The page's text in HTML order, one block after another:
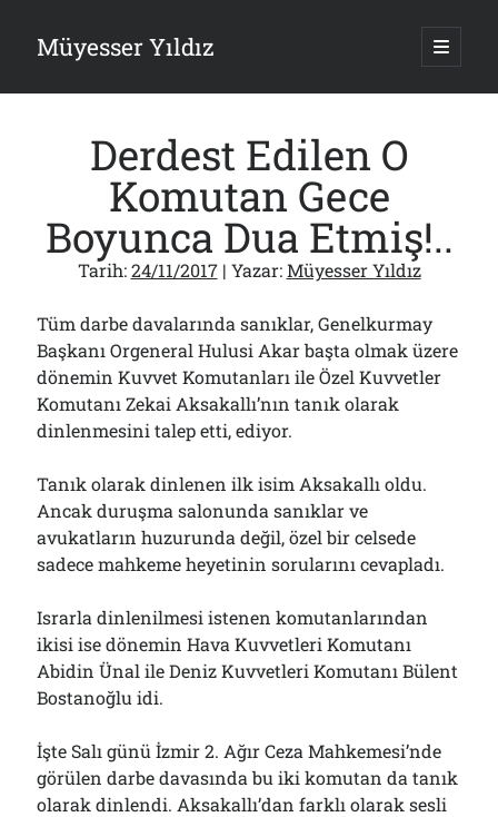
Müyesser Yıldız ana
Yan
Menü
Son Yazılar
15 Temmuz Soruları… Nasuh Mahruki’nin “Suçu”!..
03/08/2026
Er Gaziler 20 Gün Sonra Gelen MSB Heyetine Böyle İsyan Etti:“Bizi
Teröristlere G……yle Güldürdünüz”
01/08/2026
Papazın “Komutanı” Ayasofya ve Patrikhane İçin ABD’yi Göreve
31/07/2026
Bölmediğiniz Bir O Kalmıştı!..
29/07/2026
Arşivler
Arşivler
Derdest Edilen O
Komutan Gece
Boyunca Dua Etmiş!..
Tarih:24/11/2017| Yazar:Müyesser Yıldız
Tüm darbe davalarında sanıklar, Genelkurmay
Başkanı Orgeneral Hulusi Akar başta olmak üzere
dönemin Kuvvet Komutanları ile Özel Kuvvetler
Komutanı Zekai Aksakallı’nın tanık olarak
dinlenmesini talep etti, ediyor.
Tanık olarak dinlenen ilk isim Aksakallı oldu.
Ancak duruşma salonunda sanıklar ve
avukatların huzurunda değil, özel bir celsede
sadece mahkeme heyetinin sorularını cevapladı.
Israrla dinlenilmesi istenen komutanlarından
ikisi ise dönemin Hava Kuvvetleri Komutanı
Abidin Ünal ile Deniz Kuvvetleri Komutanı Bülent
Bostanoğlu idi.
İşte Salı günü İzmir 2. Ağır Ceza Mahkemesi’nde
görülen darbe davasında bu iki komutan da tanık
olarak dinlendi. Aksakallı’dan farklı olarak sesli